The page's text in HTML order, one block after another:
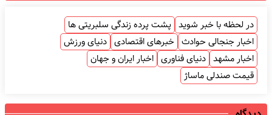
در لحظه با خبر شوید پشت پرده زندگی سلبریتی ها
اخبار جنجالی حوادث خبرهای اقتصادی دنیای ورزش
اخبار مشهد دنیای فناوری اخبار ایران و جهان
قیمت صندلی ماساژ